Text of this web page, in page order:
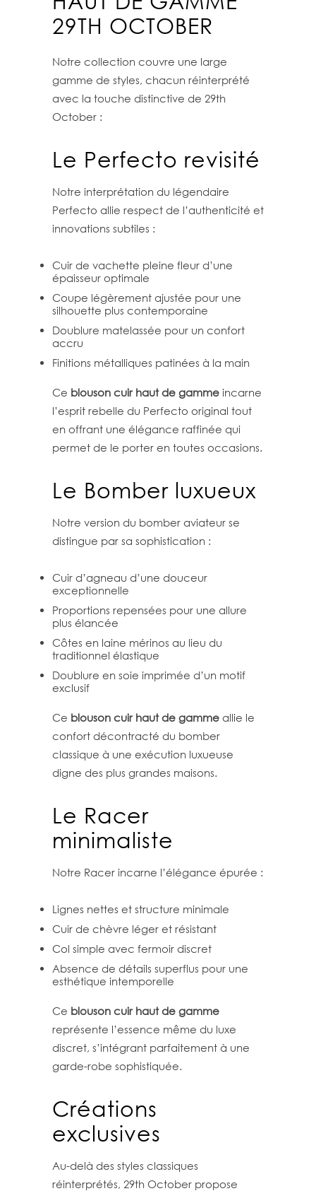
29TH OCTOBER
Notre collection couvre une large
gamme de styles, chacun réinterprété
avec la touche distinctive de 29th
October :
Le Perfecto revisité
Notre interprétation du légendaire
Perfecto allie respect de l’authenticité et
innovations subtiles :
Cuir de vachette pleine fleur d’une
épaisseur optimale
Coupe légèrement ajustée pour une
silhouette plus contemporaine
Doublure matelassée pour un confort
accru
Finitions métalliques patinées à la main
Ce blouson cuir haut de gamme incarne
l’esprit rebelle du Perfecto original tout
en offrant une élégance raffinée qui
permet de le porter en toutes occasions.
Le Bomber luxueux
Notre version du bomber aviateur se
distingue par sa sophistication :
Cuir d’agneau d’une douceur
exceptionnelle
Proportions repensées pour une allure
plus élancée
Côtes en laine mérinos au lieu du
traditionnel élastique
Doublure en soie imprimée d’un motif
exclusif
Ce blouson cuir haut de gamme allie le
confort décontracté du bomber
classique à une exécution luxueuse
digne des plus grandes maisons.
Le Racer
minimaliste
Notre Racer incarne l’élégance épurée :
Lignes nettes et structure minimale
Cuir de chèvre léger et résistant
Col simple avec fermoir discret
Absence de détails superflus pour une
esthétique intemporelle
Ce blouson cuir haut de gamme
représente l’essence même du luxe
discret, s’intégrant parfaitement à une
garde-robe sophistiquée.
Créations
exclusives
Au-delà des styles classiques
réinterprétés, 29th October propose